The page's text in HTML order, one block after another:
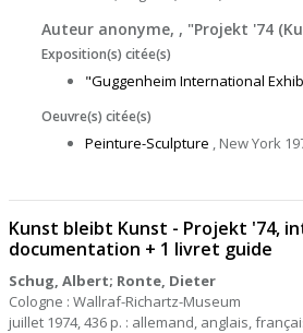
Auteur anonyme, , "Projekt '74
Exposition(s) citée(s)
"Guggenheim International
Oeuvre(s) citée(s)
Peinture-Sculpture , New York
Kunst bleibt Kunst - Projekt '74,
documentation + 1 livret guide
Schug, Albert; Ronte, Dieter
Cologne : Wallraf-Richartz-Museum
juillet 1974, 436 p. : allemand, anglais,